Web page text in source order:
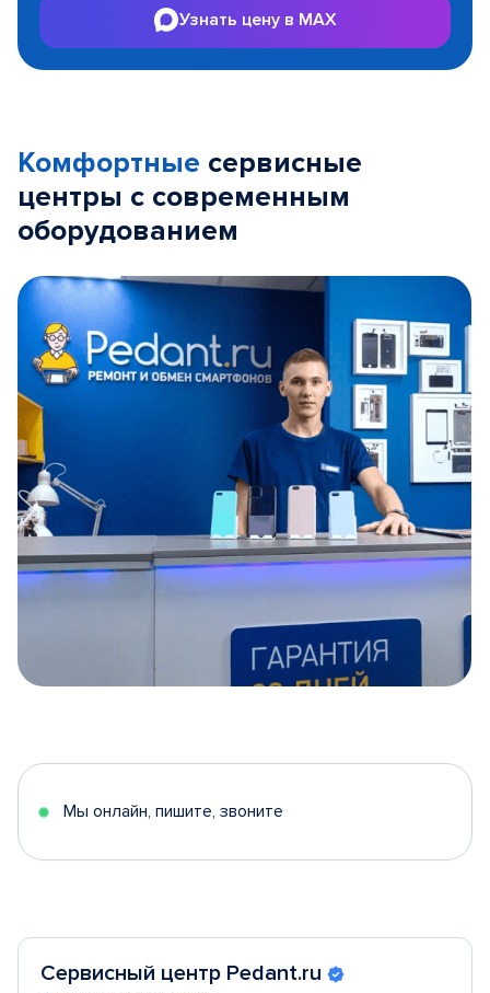
Узнать цену в MAX
Комфортные сервисные
центры с современным
оборудованием
5
Мы онлайн, пишите, звоните
Сервисный центр Pedant.ru